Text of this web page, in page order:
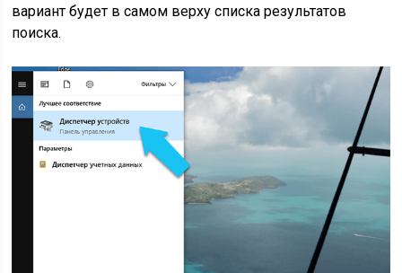
вариант будет в самом верху списка результатов
поиска.